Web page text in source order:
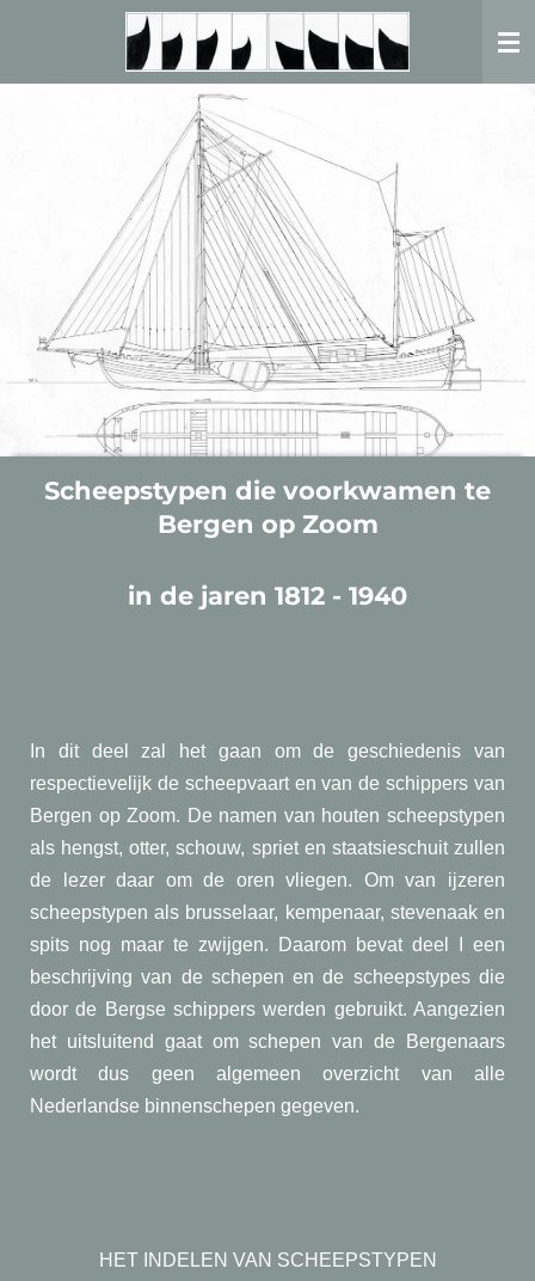
Scheepstypen die voorkwamen te
Bergen op Zoom
in de jaren 1812 - 1940
In dit deel zal het gaan om de geschiedenis van
respectievelijk de scheepvaart en van de schippers van
Bergen op Zoom. De namen van houten scheepstypen
als hengst, otter, schouw, spriet en staatsieschuit zullen
de lezer daar om de oren vliegen. Om van ijzeren
scheepstypen als brusselaar, kempenaar, stevenaak en
spits nog maar te zwijgen. Daarom bevat deel I een
beschrijving van de schepen en de scheepstypes die
door de Bergse schippers werden gebruikt. Aangezien
het uitsluitend gaat om schepen van de Bergenaars
wordt dus geen algemeen overzicht van alle
Nederlandse binnenschepen gegeven.
HET INDELEN VAN SCHEEPSTYPEN